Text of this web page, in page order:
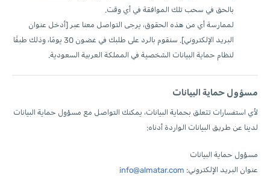
بالحق في سحب تلك الموافقة في أي وقت.
لممارسة أي من هذه الحقوق، يرجى التواصل معنا عبر [أدخل عنوان
البريد الإلكتروني]. سنقوم بالرد على طلبك في غضون 30 يومًا، وذلك طبقًا
لنظام حماية البيانات الشخصية في المملكة العربية السعودية.
مسؤول حماية البيانات
لأي استفسارات تتعلق بحماية البيانات، يمكنك التواصل مع مسؤول حماية البيانات
لدينا عن طريق البيانات الواردة أدناه:
مسؤول حماية البيانات
عنوان البريد الإلكتروني: info@almatar.com